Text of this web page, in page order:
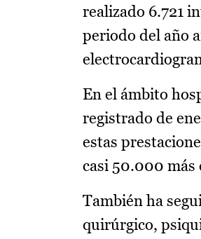
realizado 6.721
periodo del año
En el ámbito
registrado de
estas
casi 50.000 más
También ha
quirúrgico,